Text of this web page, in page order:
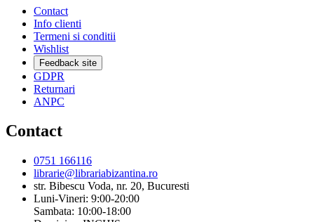
Contact
Info clienti
Termeni si conditii
Wishlist
Feedback site
GDPR
Returnari
ANPC
Contact
0751 166116
librarie@librariabizantina.ro
str. Bibescu Voda, nr. 20, Bucuresti
Luni-Vineri: 9:00-20:00
Sambata: 10:00-18:00